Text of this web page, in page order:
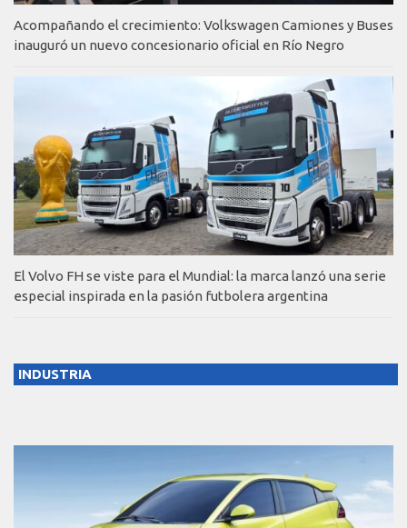
Acompañando el crecimiento: Volkswagen Camiones y Buses
inauguró un nuevo concesionario oficial en Río Negro
El Volvo FH se viste para el Mundial: la marca lanzó una serie
especial inspirada en la pasión futbolera argentina
INDUSTRIA